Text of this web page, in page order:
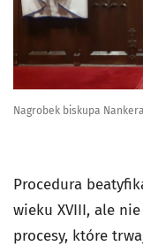
Nagrobek biskupa
Procedura
wieku XVIII, ale
procesy, które